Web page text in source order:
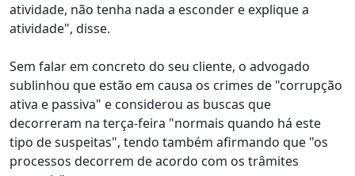
atividade, não tenha nada a esconder e explique a
atividade", disse.
Sem falar em concreto do seu cliente, o advogado
sublinhou que estão em causa os crimes de "corrupção
ativa e passiva" e considerou as buscas que
decorreram na terça-feira "normais quando há este
tipo de suspeitas", tendo também afirmando que "os
processos decorrem de acordo com os trâmites